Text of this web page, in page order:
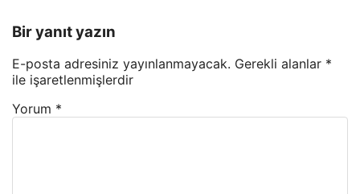
Bir yanıt yazın
E-posta adresiniz yayınlanmayacak. Gerekli alanlar *
ile işaretlenmişlerdir
Yorum *